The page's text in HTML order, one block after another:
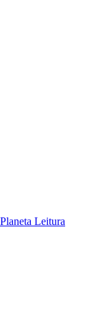
Planeta Leitura